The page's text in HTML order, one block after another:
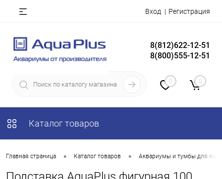
Вход Регистрация
8(812)622-12-51
8(800)555-12-51
0 0
Каталог товаров
Главная страница • Каталог товаров • Аквариумы и тумбы для них